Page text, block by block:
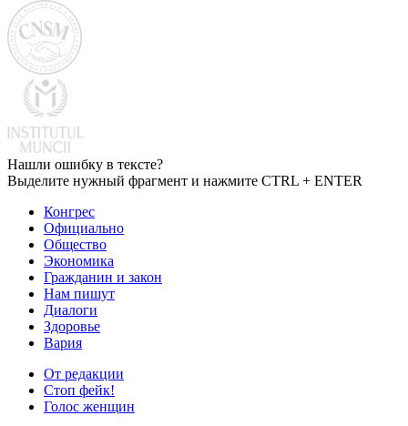
Нашли ошибку в тексте?
Выделите нужный фрагмент и нажмите CTRL + ENTER
Конгрес
Официально
Общество
Экономика
Гражданин и закон
Нам пишут
Диалоги
Здоровье
Вария
От редакции
Стоп фейк!
Голос женщин